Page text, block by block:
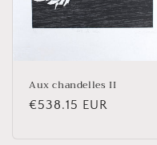
Aux chandelles II
Prix
€538.15 EUR